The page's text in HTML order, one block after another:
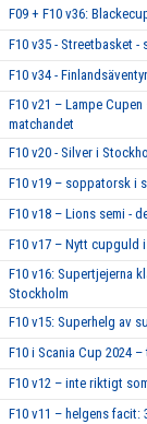
F09 + F10 v36:
F10 v35 - Streetbasket
F10 v34 -
F10 v21 – Lampe
matchandet
F10 v20 - Silver i
F10 v19 – soppatorsk i
F10 v18 – Lions semi -
F10 v17 – Nytt cupguld
F10 v16: Supertjejerna
Stockholm
F10 v15: Superhelg av
F10 i Scania Cup 2024
F10 v12 – inte riktigt
F10 v11 – helgens